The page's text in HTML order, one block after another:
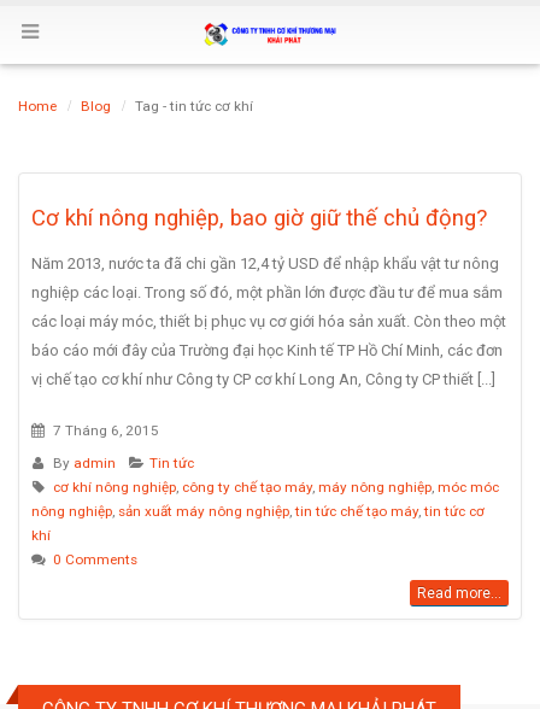
Home Blog Tag -tin tức cơ khí
Cơ khí nông nghiệp, bao giờ giữ thế chủ động?
Năm 2013, nước ta đã chi gần 12,4 tỷ USD để nhập khẩu vật tư nông
nghiệp các loại. Trong số đó, một phần lớn được đầu tư để mua sắm
các loại máy móc, thiết bị phục vụ cơ giới hóa sản xuất. Còn theo một
báo cáo mới đây của Trường đại học Kinh tế TP Hồ Chí Minh, các đơn
vị chế tạo cơ khí như Công ty CP cơ khí Long An, Công ty CP thiết [...]
7 Tháng 6, 2015
By admin
Tin tức
cơ khí nông nghiệp, công ty chế tạo máy, máy nông nghiệp, móc móc
nông nghiệp, sản xuất máy nông nghiệp,tin tức chế tạo máy,tin tức cơ
khí
0 Comments
Read more...